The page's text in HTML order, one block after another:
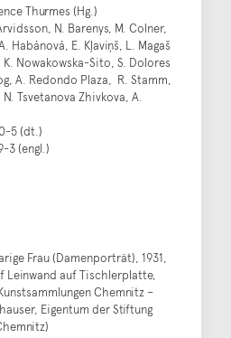
Thurmes (Hg.)
N. Barenys, M. Colner,
Habánová, E. Kļaviņš, L. Magaš
Nowakowska-Sito, S. Dolores
A. Redondo Plaza, R. Stamm,
Tsvetanova Zhivkova, A.
5 (dt.)
3 (engl.)
Frau (Damenporträt), 1931,
Leinwand auf Tischlerplatte,
Chemnitz –
Eigentum der Stiftung